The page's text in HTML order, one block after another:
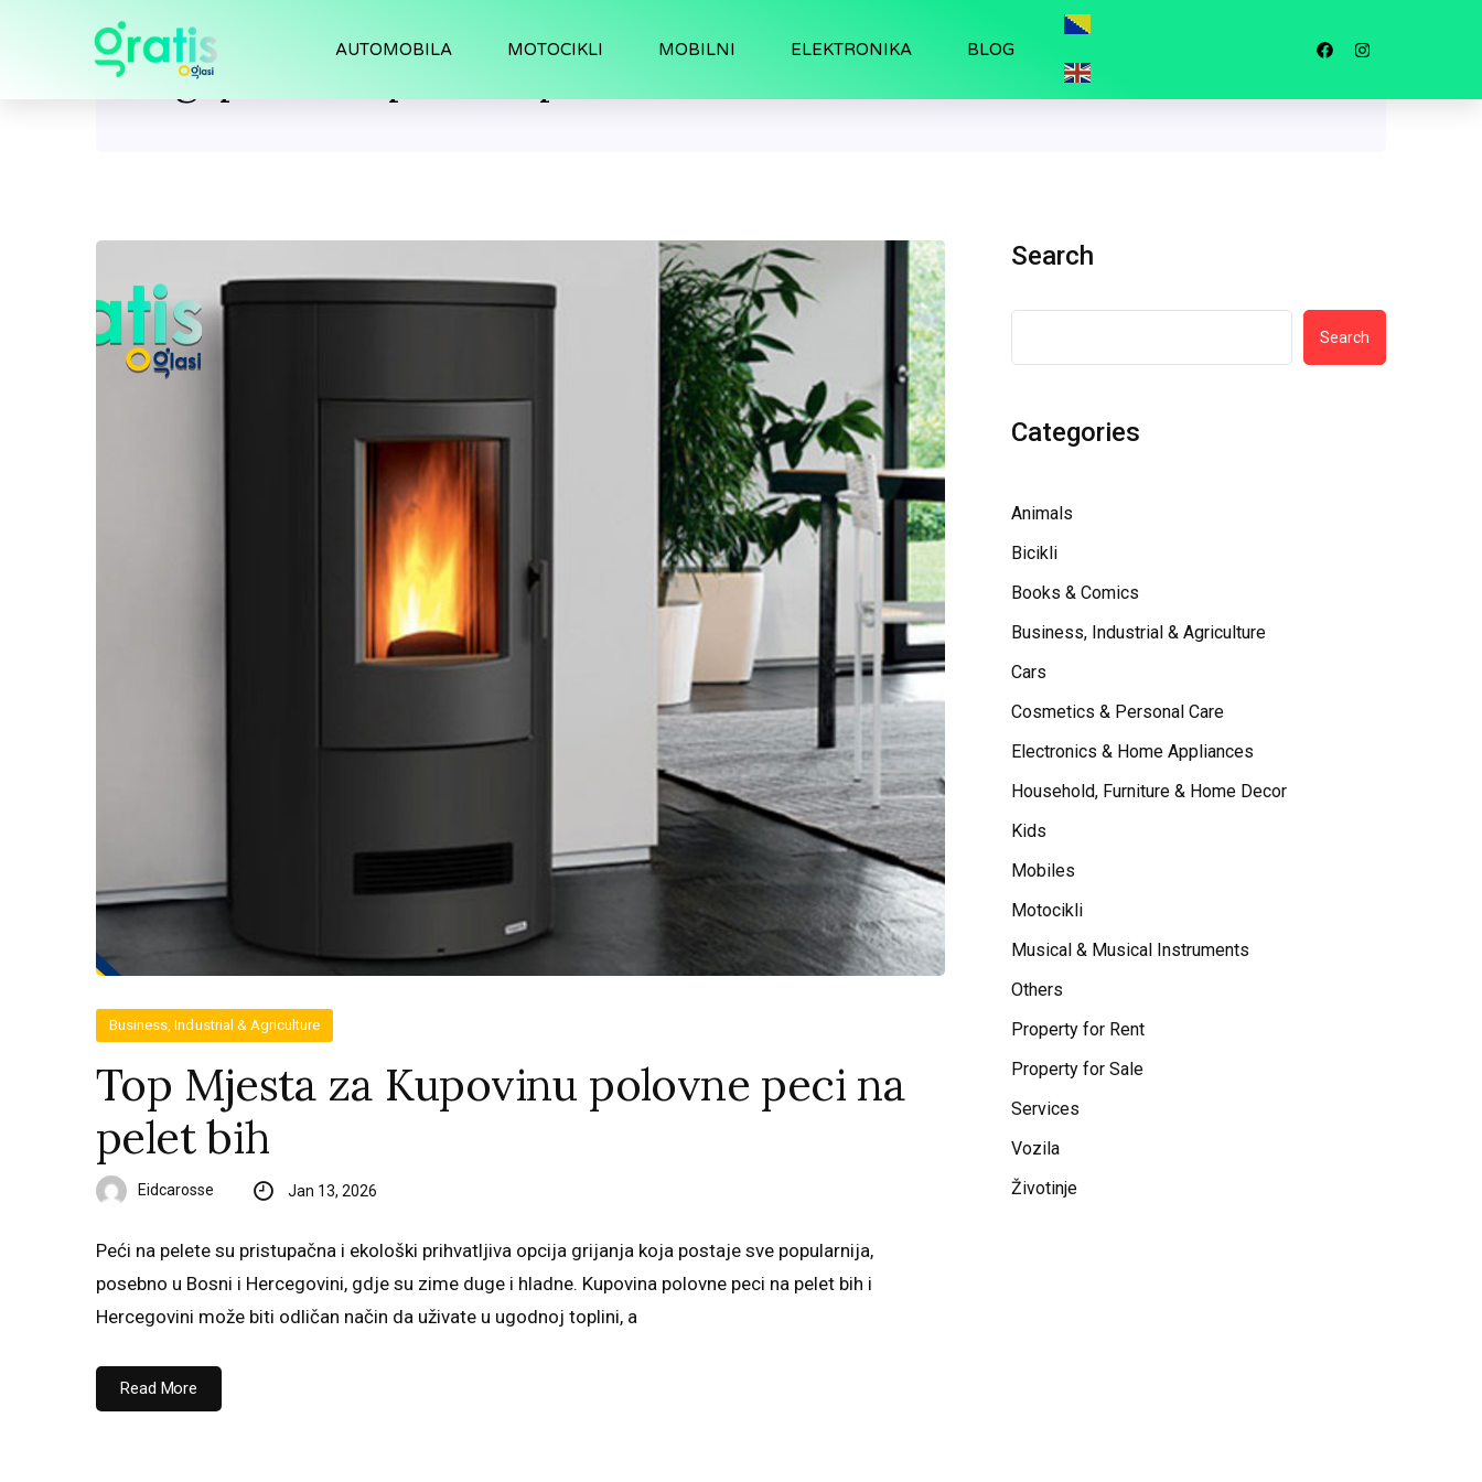
AUTOMOBILA MOTOCIKLI MOBILNI ELEKTRONIKA BLOG
Tag:
Business, Industrial & Agriculture
Top Mjesta za Kupovinu polovne peci na
pelet bih
Eidcarosse Jan 13, 2026
Peći na pelete su pristupačna i ekološki prihvatljiva opcija grijanja koja postaje sve popularnija,
posebno u Bosni i Hercegovini, gdje su zime duge i hladne. Kupovina polovne peci na pelet bih i
Hercegovini može biti odličan način da uživate u ugodnoj toplini, a
Read More
Search
Search
Categories
Animals
Bicikli
Books & Comics
Business, Industrial & Agriculture
Cars
Cosmetics & Personal Care
Electronics & Home Appliances
Household, Furniture & Home Decor
Kids
Mobiles
Motocikli
Musical & Musical Instruments
Others
Property for Rent
Property for Sale
Services
Vozila
Životinje